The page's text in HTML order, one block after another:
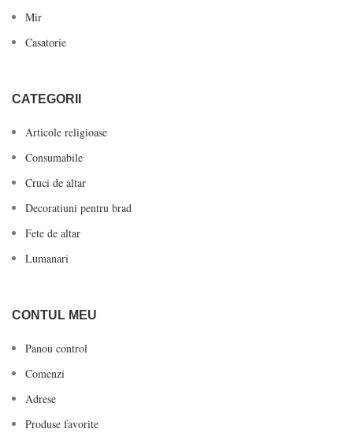
Mir
Casatorie
CATEGORII
Articole religioase
Consumabile
Cruci de altar
Decoratiuni pentru brad
Fete de altar
Lumanari
CONTUL MEU
Panou control
Comenzi
Adrese
Produse favorite